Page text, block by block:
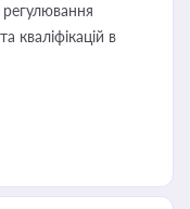
кваліфікацій в